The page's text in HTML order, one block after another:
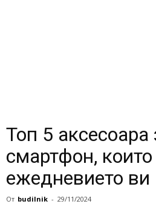
Топ 5 аксесоара
смартфон,
ежедневието ви
От budilnik - 29/11/2024